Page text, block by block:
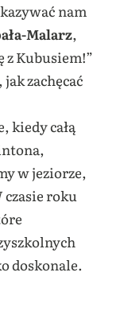
nam
Malarz,
z Kubusiem!”
zachęcać
kiedy całą
w jeziorze,
roku
doskonale.